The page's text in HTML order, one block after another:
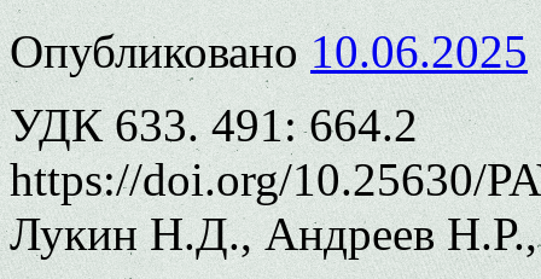
Опубликовано 10.06.2025
УДК 633. 491: 664.2
https://doi.org/10.25630/
Лукин Н.Д., Андреев